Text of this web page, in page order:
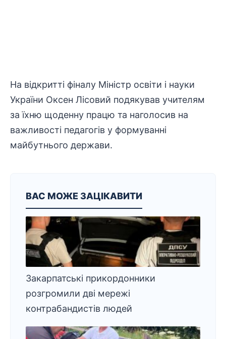
На відкритті фіналу Міністр освіти і науки
України Оксен Лісовий подякував учителям
за їхню щоденну працю та наголосив на
важливості педагогів у формуванні
майбутнього держави.
ВАС МОЖЕ ЗАЦІКАВИТИ
Закарпатські прикордонники
розгромили дві мережі
контрабандистів людей